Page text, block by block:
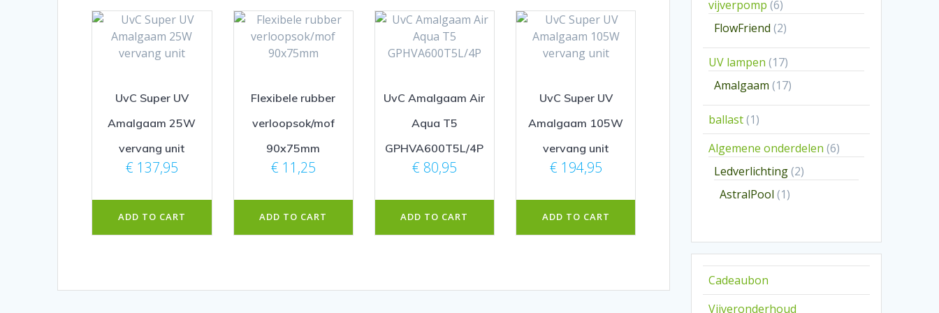
UvC Super UV
Amalgaam 25W
vervang unit
€ 137,95
ADD TO CART
Flexibele rubber
verloopsok/mof
90x75mm
€ 11,25
ADD TO CART
UvC Amalgaam Air
Aqua T5
GPHVA600T5L/4P
€ 80,95
ADD TO CART
UvC Super UV
Amalgaam 105W
vervang unit
€ 194,95
ADD TO CART
vijverpomp 66
producten
FlowFriend 22
producten
UV lampen 1717
producten
Amalgaam 1717
producten
ballast 11
product
Algemene onderdelen 66
Ledverlichting 22
AstralPool 11
Cadeaubon
Vijveronderhoud